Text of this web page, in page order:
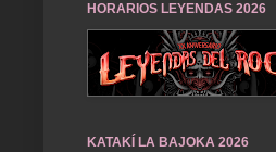
HORARIOS LEYENDAS 2026
KATAKÍ LA BAJOKA 2026